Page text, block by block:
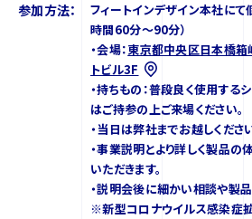
参加方法：
フィートインデザイン本社にて
時間60分～90分）
・会場：東京都中央区日本橋
トビル3F
・持ちもの：普段良く使用する
はご持参の上ご来場ください。
・当日は弊社までお越しくださ
・事業説明とより詳しく製品
いただきます。
・説明会後に細かい相談や製
※新型コロナウイルス感染症